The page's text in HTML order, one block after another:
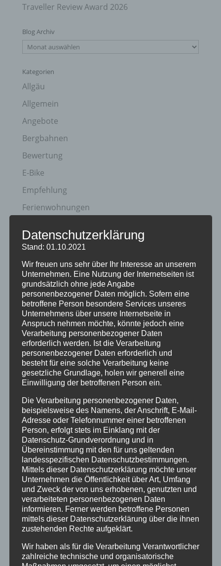
Traveller Review Award 2026
Blog Archiv
Blog
Kategorien
Allgäu
Allgemein
Angebote
Bergbahnen
Bewertung
E-Bike
Empfehlung
Ferienwohnungen
Gäste
Gesundheit
Haus Partale
Info
Oberstdorf
Stellenangebot
Traveller Review Award
Urlaub
Veranstaltungstipp
Wintersport
Bei uns…
BERGBAHN UNLIMITED
Ausgezeichnet von KAYAK
Datenschutzerklärung
Stand: 01.10.2021
Wir freuen uns sehr über Ihr Interesse an unserem
Unternehmen. Eine Nutzung der Internetseiten ist
grundsätzlich ohne jede Angabe
personenbezogener Daten möglich. Sofern eine
betroffene Person besondere Services unseres
Unternehmens über unsere Internetseite in
Anspruch nehmen möchte, könnte jedoch eine
Verarbeitung personenbezogener Daten
erforderlich werden. Ist die Verarbeitung
personenbezogener Daten erforderlich und
besteht für eine solche Verarbeitung keine
gesetzliche Grundlage, holen wir generell eine
Einwilligung der betroffenen Person ein.
Die Verarbeitung personenbezogener Daten,
beispielsweise des Namens, der Anschrift, E-Mail-
Adresse oder Telefonnummer einer betroffenen
Person, erfolgt stets im Einklang mit der
Datenschutz-Grundverordnung und in
Übereinstimmung mit den für uns geltenden
landesspezifischen Datenschutzbestimmungen.
Mittels dieser Datenschutzerklärung möchte unser
Unternehmen die Öffentlichkeit über Art, Umfang
und Zweck der von uns erhobenen, genutzten und
verarbeiteten personenbezogenen Daten
informieren. Ferner werden betroffene Personen
mittels dieser Datenschutzerklärung über die ihnen
zustehenden Rechte aufgeklärt.
Wir haben als für die Verarbeitung Verantwortlicher
zahlreiche technische und organisatorische